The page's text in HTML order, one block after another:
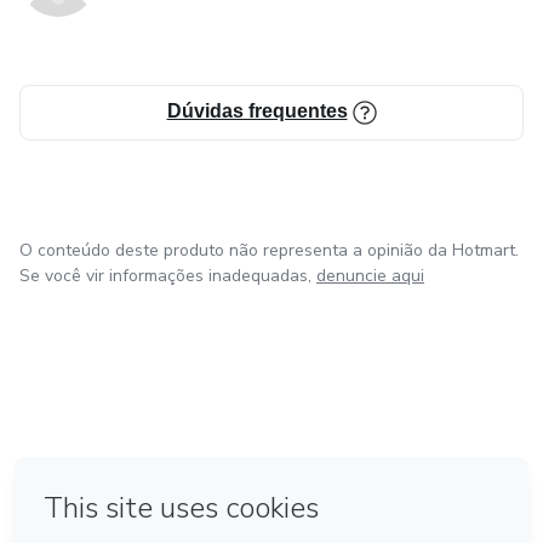
Dúvidas frequentes
O conteúdo deste produto não representa a opinião da Hotmart.
Se você vir informações inadequadas, denuncie aqui
Feito com ❤ na Cidade do México